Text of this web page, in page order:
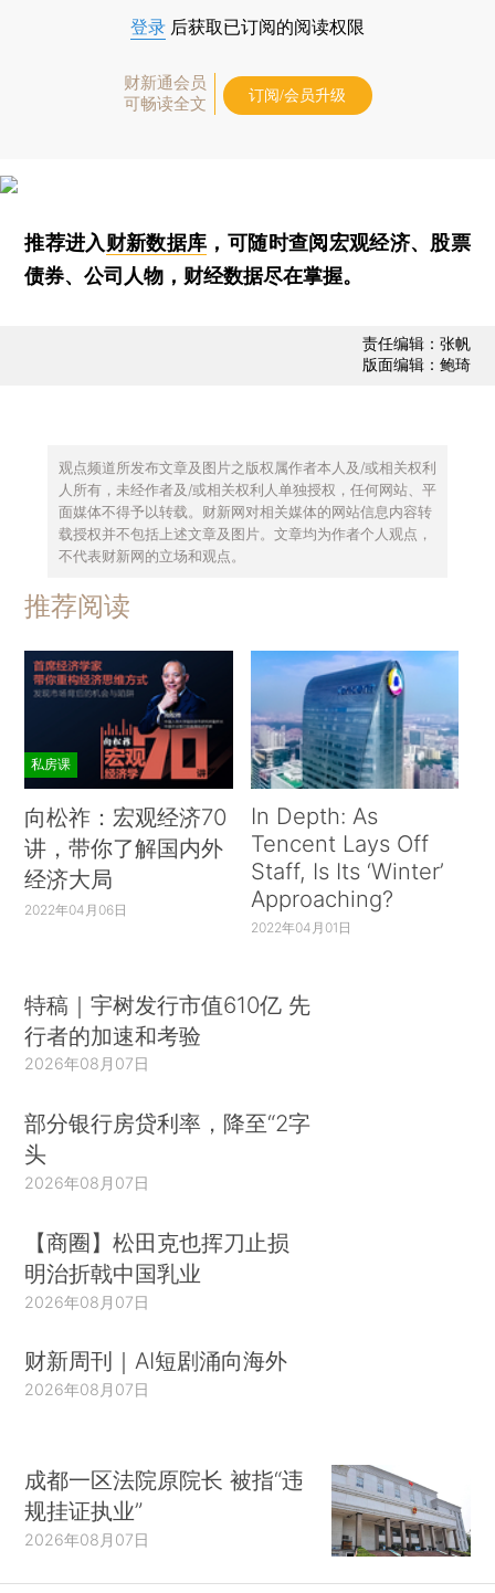
登录 后获取已订阅的阅读权限
财新通会员
可畅读全文
订阅/会员升级
推荐进入财新数据库 ，可随时查阅宏观经济、股票
债券、公司人物，财经数据尽在掌握。
责任编辑：张帆
版面编辑：鲍琦
观点频道所发布文章及图片之版权属作者本人及/或相关权利
人所有，未经作者及/或相关权利人单独授权，任何网站、平
面媒体不得予以转载。财新网对相关媒体的网站信息内容转
载授权并不包括上述文章及图片。文章均为作者个人观点，
不代表财新网的立场和观点。
推荐阅读
私房课
向松祚：宏观经济70
讲，带你了解国内外
经济大局
2022年04月06日
In Depth: As
Tencent Lays Off
Staff, Is Its ‘Winter’
Approaching?
2022年04月01日
特稿｜宇树发行市值610亿 先
行者的加速和考验
2026年08月07日
部分银行房贷利率，降至“2字
头
2026年08月07日
【商圈】松田克也挥刀止损
明治折戟中国乳业
2026年08月07日
财新周刊｜AI短剧涌向海外
2026年08月07日
成都一区法院原院长 被指“违
规挂证执业”
2026年08月07日